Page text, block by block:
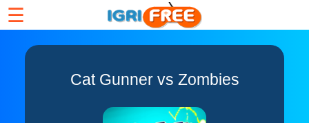
☰
Cat Gunner vs Zombies